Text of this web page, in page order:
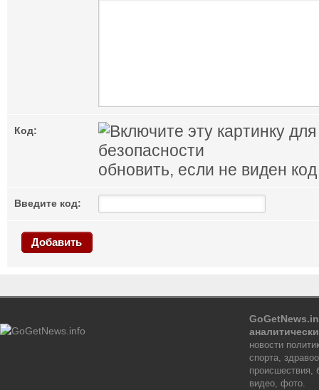
Код:
обновить, если не виден код
Введите код:
Добавить
новости
спорта,
происшествия,
видео, фото.